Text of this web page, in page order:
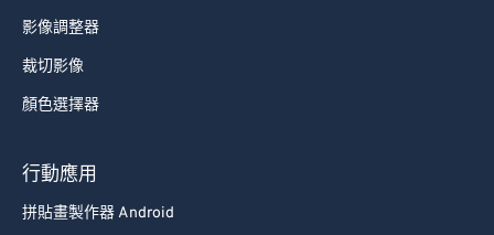
影像調整器
裁切影像
顏色選擇器
行動應用
拼貼畫製作器 Android